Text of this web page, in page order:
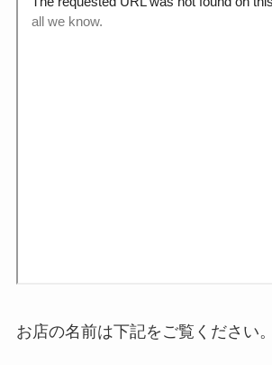
お店の名前は下記をご覧ください。